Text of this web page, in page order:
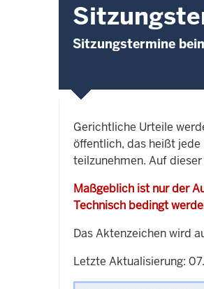
Sitzungstermine
Gerichtliche Urteile
öffentlich, das heißt
teilzunehmen. Auf
Maßgeblich ist nur der
Technisch bedingt
Das Aktenzeichen wird
Letzte Aktualisierung: